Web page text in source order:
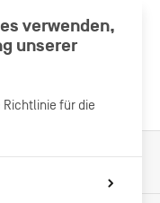
verwenden,
unserer
für die